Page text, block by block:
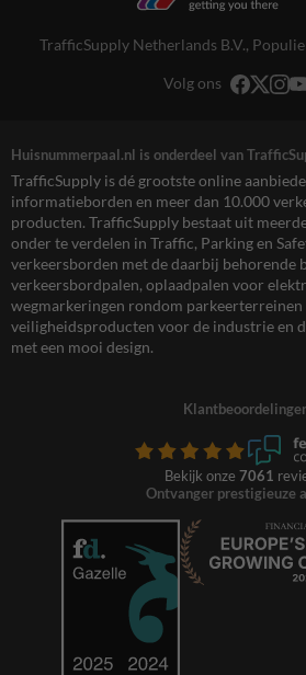
TrafficSupply Netherlands B.V.,
Volg ons
Huisnummerpaal.nl is onderdeel van
TrafficSupply is dé grootste online
informatieborden en meer dan 10.000
producten. TrafficSupply bestaat uit
onder te verdelen in Traffic, Parking en
verkeersborden met de daarbij behorende
verkeersbordpalen, oplaadpalen voor
wegmarkeringen rondom parkeerterreinen
veiligheidsproducten voor de industrie en
met een mooi design.
Bekijk onze 7061
Ontvanger prestigieuze